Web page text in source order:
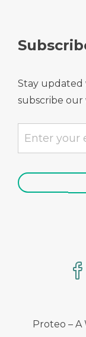
Stay updated
subscribe
Proteo – A